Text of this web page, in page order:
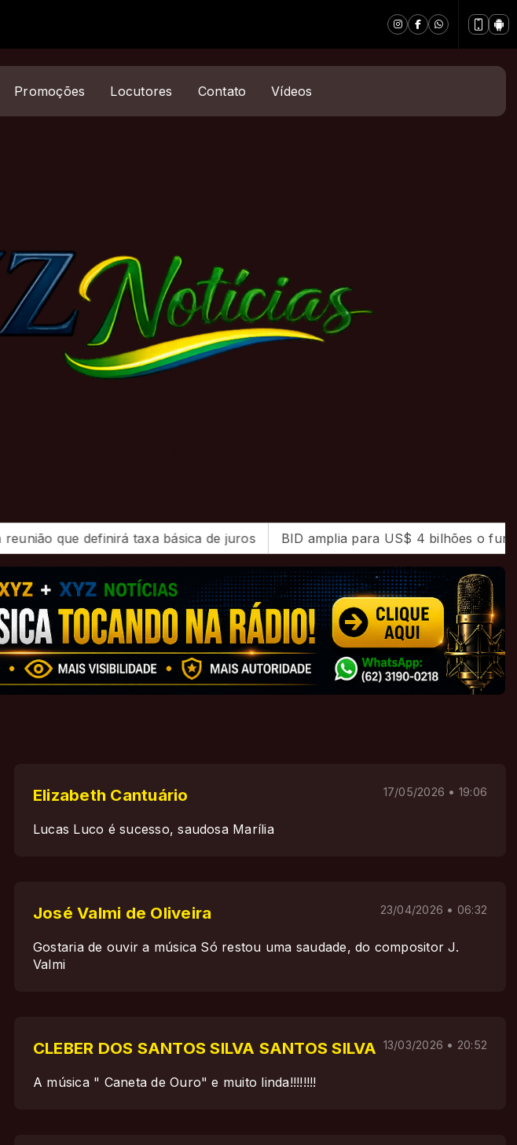
Promoções Locutores Contato Vídeos
taxa básica de juros BID amplia para US$ 4 bilhões o fundo para
Elizabeth Cantuário 17/05/2026 • 19:06
Lucas Luco é sucesso, saudosa Marília
José Valmi de Oliveira 23/04/2026 • 06:32
Gostaria de ouvir a música Só restou uma saudade, do compositor J.
Valmi
CLEBER DOS SANTOS SILVA SANTOS SILVA 13/03/2026 • 20:52
A música " Caneta de Ouro" e muito linda!!!!!!!!